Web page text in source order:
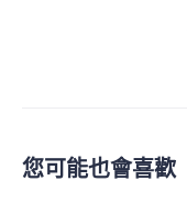
您可能也會喜歡